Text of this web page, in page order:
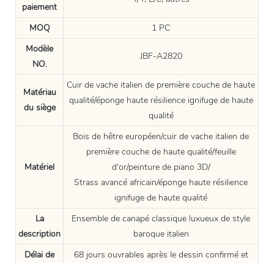
paiement
MOQ
1 PC
Modèle
NO.
JBF-A2820
Matériau
du siège
Cuir de vache italien de première couche de haute
qualité/éponge haute résilience ignifuge de haute
qualité
Matériel
Bois de hêtre européen/cuir de vache italien de
première couche de haute qualité/feuille
d'or/peinture de piano 3D/
Strass avancé africain/éponge haute résilience
ignifuge de haute qualité
La
description
Ensemble de canapé classique luxueux de style
baroque italien
Délai de
68 jours ouvrables après le dessin confirmé et